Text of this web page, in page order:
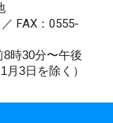
FAX：0555-
時30分〜午後
3日を除く）